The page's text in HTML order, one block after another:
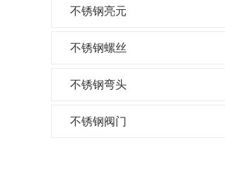
不锈钢亮元
不锈钢螺丝
不锈钢弯头
不锈钢阀门